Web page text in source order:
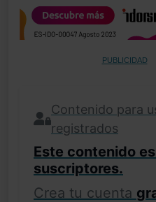
PUBLICIDAD
Contenido para
registrados
Este contenido
suscriptores.
Crea tu cuenta